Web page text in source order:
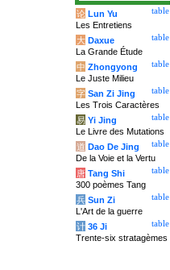
table
论 Lun Yu
Les Entretiens
table
大 Daxue
La Grande Étude
table
中 Zhongyong
Le Juste Milieu
table
字 San Zi Jing
Les Trois Caractères
table
易 Yi Jing
Le Livre des Mutations
table
道 Dao De Jing
De la Voie et la Vertu
table
唐 Tang Shi
300 poèmes Tang
table
兵 Sun Zi
L'Art de la guerre
table
计 36 Ji
Trente-six stratagèmes